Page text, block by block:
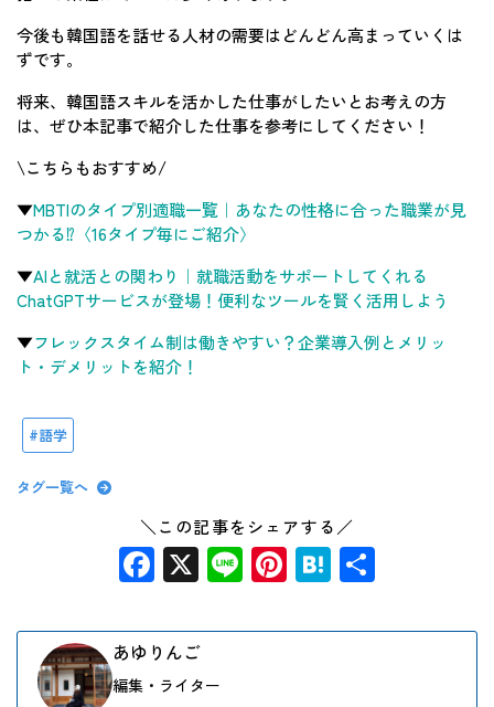
今後も韓国語を話せる人材の需要はどんどん高まっていくは
ずです。
将来、韓国語スキルを活かした仕事がしたいとお考えの方
は、ぜひ本記事で紹介した仕事を参考にしてください！
\こちらもおすすめ/
▼MBTIのタイプ別適職一覧｜あなたの性格に合った職業が見
つかる⁉〈16タイプ毎にご紹介〉
▼AIと就活との関わり｜就職活動をサポートしてくれる
ChatGPTサービスが登場！便利なツールを賢く活用しよう
▼フレックスタイム制は働きやすい？企業導入例とメリッ
ト・デメリットを紹介！
語学
タグ一覧へ
＼この記事をシェアする／
Facebook
X LinePinterest
Hatena
あゆりんご
編集・ライター